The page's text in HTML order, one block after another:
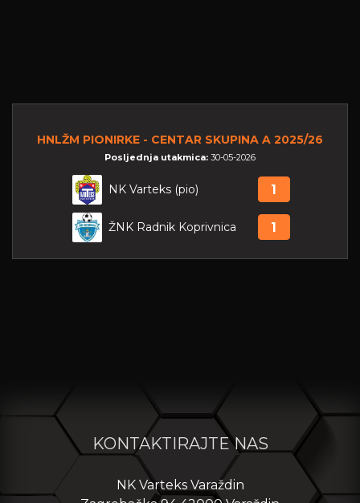
HNLŽM PIONIRKE - CENTAR SKUPINA A 2025/26
Posljednja utakmica: 30-05-2026
NK Varteks (pio) 1
ŽNK Radnik Koprivnica 1
KONTAKTIRAJTE NAS
NK Varteks Varaždin